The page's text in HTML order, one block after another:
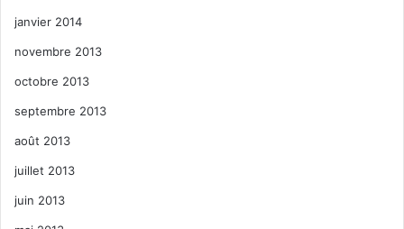
janvier 2014
novembre 2013
octobre 2013
septembre 2013
août 2013
juillet 2013
juin 2013